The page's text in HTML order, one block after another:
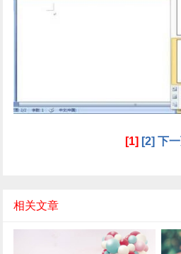
[1] [2] 下
相关文章